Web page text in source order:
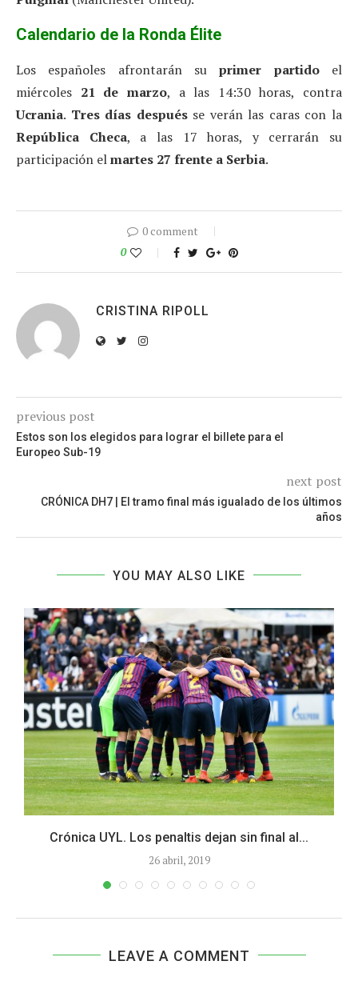
Calendario de la Ronda Élite
Los españoles afrontarán suprimer partidoel
miércoles 21 de marzo, a las 14:30 horas, contra
Ucrania. Tres días despuésse verán las caras con la
República Checa, a las 17 horas, y cerrarán su
participación elmartes 27 frente a Serbia.
0 comment
0
CRISTINA RIPOLL
previous post
Estos son los elegidos para lograr el billete para el
Europeo Sub-19
next post
CRÓNICA DH7 | El tramo final más igualado de los últimos
años
YOU MAY ALSO LIKE
Crónica UYL. Los penaltis dejan sin final al...
26 abril, 2019
LEAVE A COMMENT